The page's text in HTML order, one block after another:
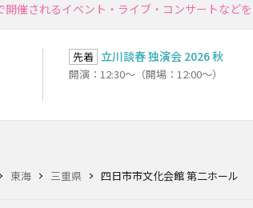
東海 三重県 四日市市文化会館 第二ホール
開催されるイベント・ライブ・コンサートなど
先着 立川談春 独演会 2026 秋
開演：12:30～（開場：12:00～）